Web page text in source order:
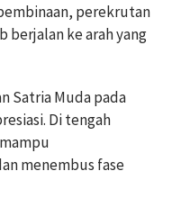
perekrutan
berjalan ke arah yang
Satria Muda pada
Di tengah
menembus fase